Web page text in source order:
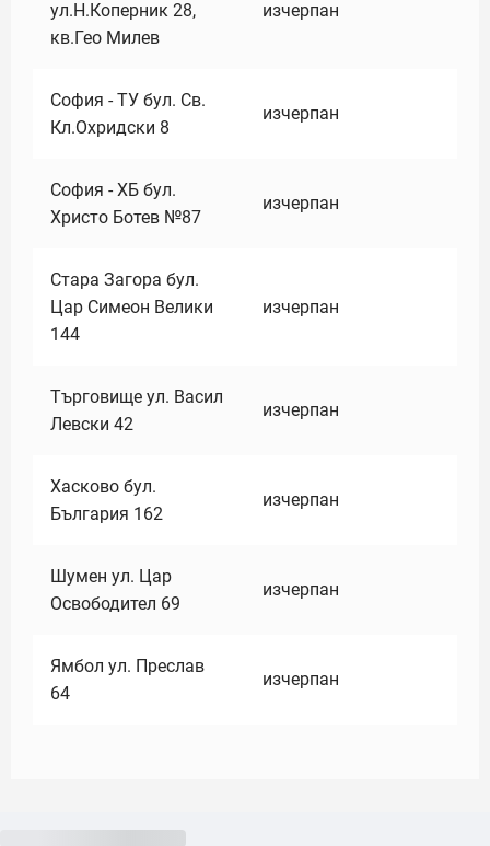
ул.Н.Коперник 28,
кв.Гео Милев
изчерпан
София - ТУ бул. Св.
Кл.Охридски 8
изчерпан
София - ХБ бул.
Христо Ботев №87
изчерпан
Стара Загора бул.
Цар Симеон Велики
144
изчерпан
Търговище ул. Васил
Левски 42
изчерпан
Хасково бул.
България 162
изчерпан
Шумен ул. Цар
Освободител 69
изчерпан
Ямбол ул. Преслав
64
изчерпан